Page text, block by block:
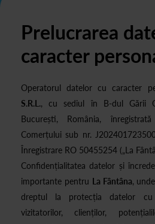
Prelucrarea
caracter
Operatorul datelor cu caracter
S.R.L., cu sediul în B-dul Gării
București, România,
Comerțului sub nr.
Înregistrare RO 50455254 („La
Confidențialitatea datelor și
importante pentru La Fântâna,
dreptul la protecția datelor cu
vizitatorilor, clienților,